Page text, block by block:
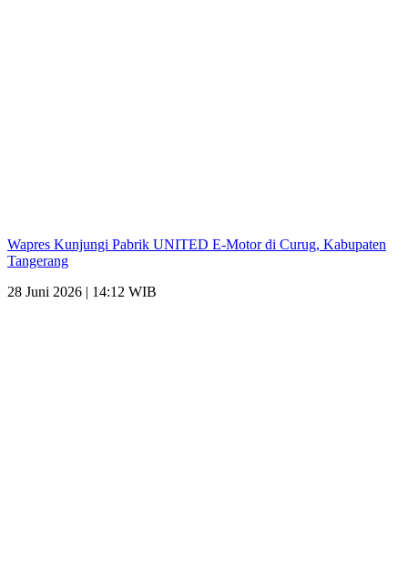
Wapres Kunjungi Pabrik UNITED E-Motor di Curug, Kabupaten
Tangerang
28 Juni 2026 | 14:12 WIB